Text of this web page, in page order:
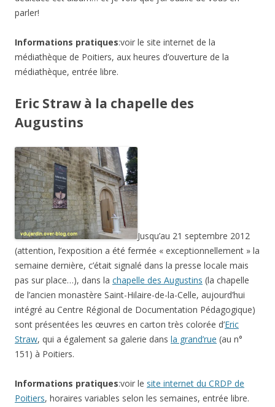
parler!
Informations pratiques:voir le site internet de la
médiathèque de Poitiers, aux heures d’ouverture de la
médiathèque, entrée libre.
Eric Straw à la chapelle des
Augustins
Jusqu’au 21 septembre 2012
(attention, l’exposition a été fermée « exceptionnellement » la
semaine dernière, c’était signalé dans la presse locale mais
pas sur place…), dans la chapelle des Augustins (la chapelle
de l’ancien monastère Saint-Hilaire-de-la-Celle, aujourd’hui
intégré au Centre Régional de Documentation Pédagogique)
sont présentées les œuvres en carton très colorée d’Eric
Straw, qui a également sa galerie dans la grand’rue (au n°
151) à Poitiers.
Informations pratiques:voir le site internet du CRDP de
Poitiers, horaires variables selon les semaines, entrée libre.